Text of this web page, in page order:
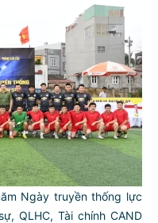
Ngày truyền thống lực
QLHC, Tài chính CAND